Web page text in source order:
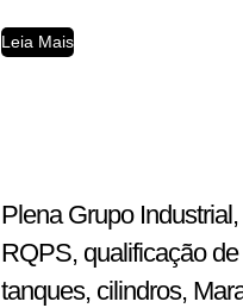
Leia Mais
Plena Grupo
RQPS, qualificação
tanques, cilindros,